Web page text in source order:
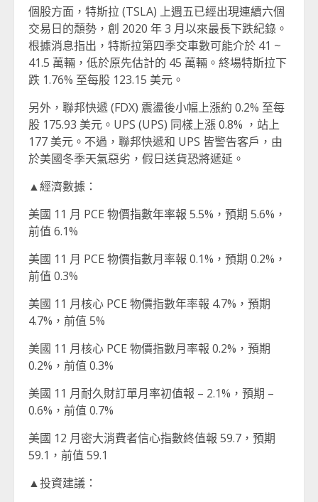
個股方面，特斯拉 (TSLA) 上週五已經出現連續六個
交易日的頹勢，創 2020 年 3 月以來最長下跌紀錄。
根據消息指出，特斯拉第四季交車數可能介於 41 ~
41.5 萬輛，低於原先估計的 45 萬輛。終場特斯拉下
跌 1.76% 至每股 123.15 美元。
另外，聯邦快遞 (FDX) 震盪後小幅上漲約 0.2% 至每
股 175.93 美元。UPS (UPS) 同樣上漲 0.8% ，站上
177 美元。不過，聯邦快遞和 UPS 皆警告客戶，由
於美國冬季天氣惡劣，假日送貨恐將遞延。
▲經濟數據：
美國 11 月 PCE 物價指數年率報 5.5%，預期 5.6%，
前值 6.1%
美國 11 月 PCE 物價指數月率報 0.1%，預期 0.2%，
前值 0.3%
美國 11 月核心 PCE 物價指數年率報 4.7%，預期
4.7%，前值 5%
美國 11 月核心 PCE 物價指數月率報 0.2%，預期
0.2%，前值 0.3%
美國 11 月耐久財訂單月率初值報 – 2.1%，預期 –
0.6%，前值 0.7%
美國 12 月密大消費者信心指數終值報 59.7，預期
59.1，前值 59.1
▲投資建議：